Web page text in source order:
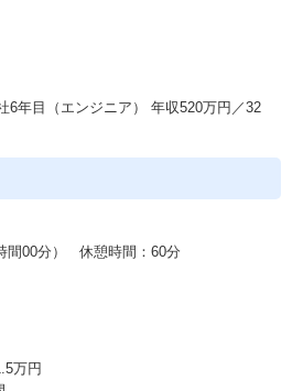
6年目（エンジニア） 年収520万円／32
間00分） 休憩時間：60分
万円